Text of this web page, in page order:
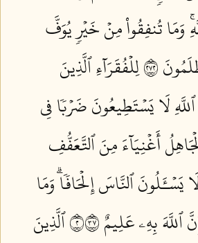
وَمَا تُنفِقُواْ مِنۡ خَيۡرٖ يُوَفَّ
٢٧٢
لِلۡفُقَرَآءِ ٱلَّذِينَ
لَا يَسۡتَطِيعُونَ ضَرۡبٗا فِي
أَغۡنِيَآءَ مِنَ ٱلتَّعَفُّفِ
يَسۡـَٔلُونَ ٱلنَّاسَ إِلۡحَافٗاۗ وَمَا
بِهِۦ عَلِيمٌ ٢٧٣
ٱلَّذِينَ